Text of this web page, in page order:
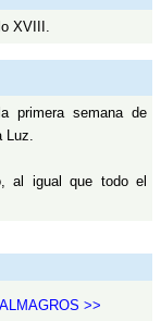
XVIII.
primera semana de
Luz.
al igual que todo el
>>